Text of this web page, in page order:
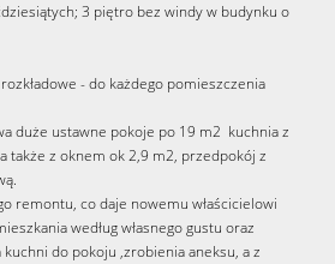
3 piętro bez windy w budynku o
- do każdego pomieszczenia
duże ustawne pokoje po 19 m2 kuchnia z
także z oknem ok 2,9 m2, przedpokój z
remontu, co daje nowemu właścicielowi
według własnego gustu oraz
do pokoju ,zrobienia aneksu, a z